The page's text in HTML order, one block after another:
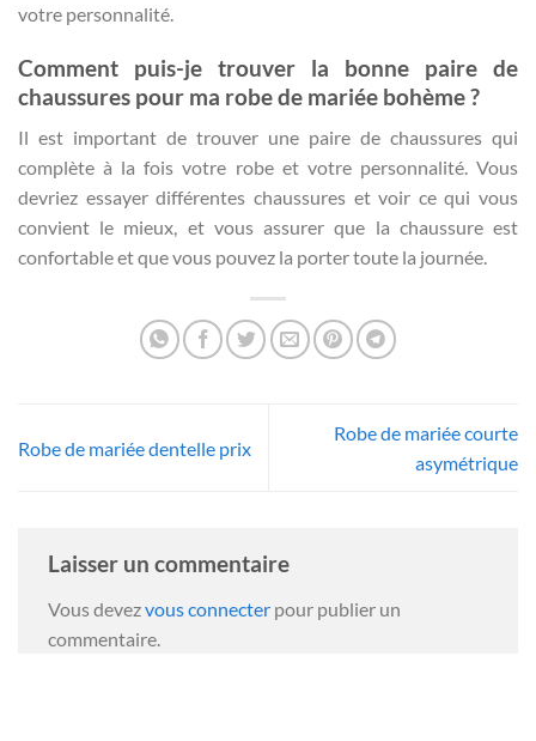
votre personnalité.
Comment puis-je trouver la bonne paire de
chaussures pour ma robe de mariée bohème ?
Il est important de trouver une paire de chaussures qui
complète à la fois votre robe et votre personnalité. Vous
devriez essayer différentes chaussures et voir ce qui vous
convient le mieux, et vous assurer que la chaussure est
confortable et que vous pouvez la porter toute la journée.
Robe de mariée dentelle prix
Robe de mariée courte
asymétrique
Laisser un commentaire
Vous devezvous connecter pour publier un
commentaire.